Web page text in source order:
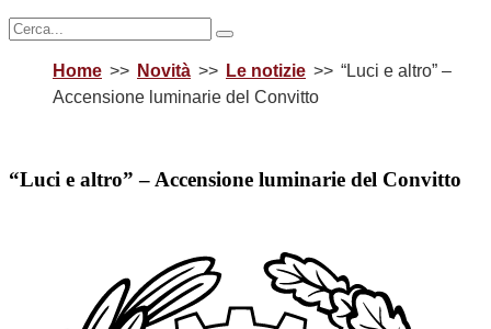
Home Novità Le notizie
“Luci e altro” –
Accensione luminarie del Convitto
“Luci e altro” – Accensione luminarie del Convitto